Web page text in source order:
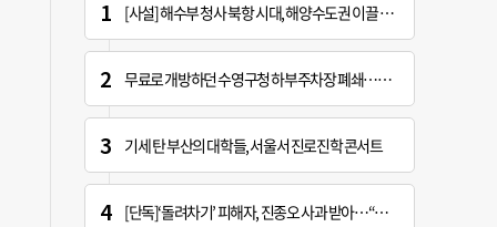
[사설] 해수부 청사 북항 시대, 해양수도권 이끌 구심점 돼야
무료로 개방하던 수영구청 하부주차장 폐쇄…주차난 우려
기세 탄 부산의 대학들, 서울서 진로진학 콘서트
[단독]‘돌려차기’ 피해자, 진종오 사과 받아…“피해자들 지켜주세요”